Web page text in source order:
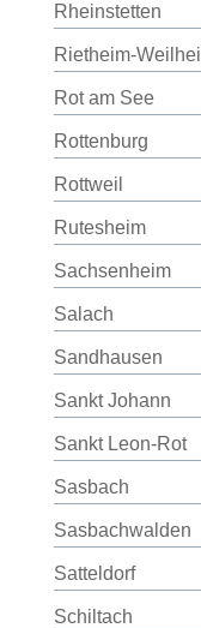
Rheinstetten
Rietheim-
Rot am See
Rottenburg
Rottweil
Rutesheim
Sachsenheim
Salach
Sandhausen
Sankt Johann
Sankt Leon-Rot
Sasbach
Sasbachwalden
Satteldorf
Schiltach